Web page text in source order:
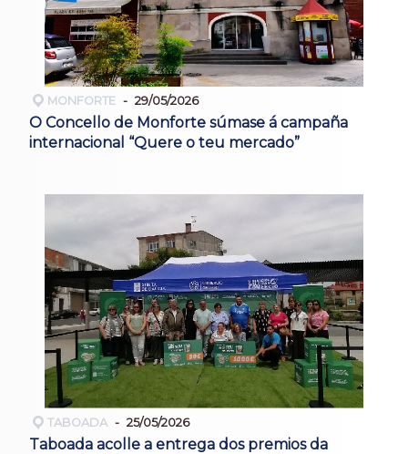
MONFORTE 29/05/2026
O Concello de Monforte súmase á campaña
internacional “Quere o teu mercado”
TABOADA 25/05/2026
Taboada acolle a entrega dos premios da